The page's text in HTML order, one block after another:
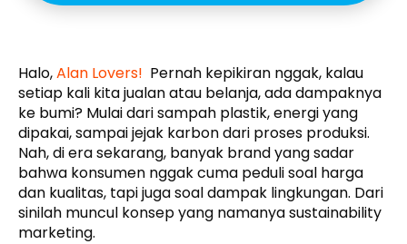
Halo,Alan Lovers! Pernah kepikiran nggak, kalau
setiap kali kita jualan atau belanja, ada dampaknya
ke bumi? Mulai dari sampah plastik, energi yang
dipakai, sampai jejak karbon dari proses produksi.
Nah, di era sekarang, banyak brand yang sadar
bahwa konsumen nggak cuma peduli soal harga
dan kualitas, tapi juga soal dampak lingkungan. Dari
sinilah muncul konsep yang namanya sustainability
marketing.